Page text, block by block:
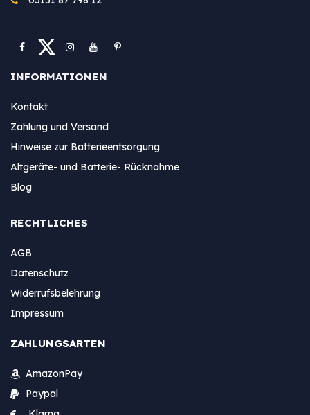
INFORMATIONEN
Kontakt
Zahlung und Versand
Hinweise zur Batterieentsorgung
Altgeräte- und Batterie- Rücknahme
Blog
RECHTLICHES
AGB
Datenschutz
Widerrufsbelehrung
Impressum
ZAHLUNGSARTEN
AmazonPay
Paypal